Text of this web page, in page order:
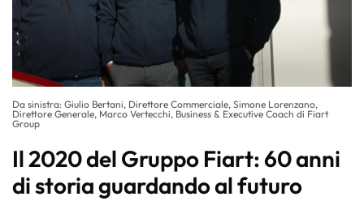
Da sinistra: Giulio Bertani, Direttore Commerciale, Simone Lorenzano,
Direttore Generale, Marco Vertecchi, Business & Executive Coach di Fiart
Group
Il 2020 del Gruppo Fiart: 60 anni
di storia guardando al futuro